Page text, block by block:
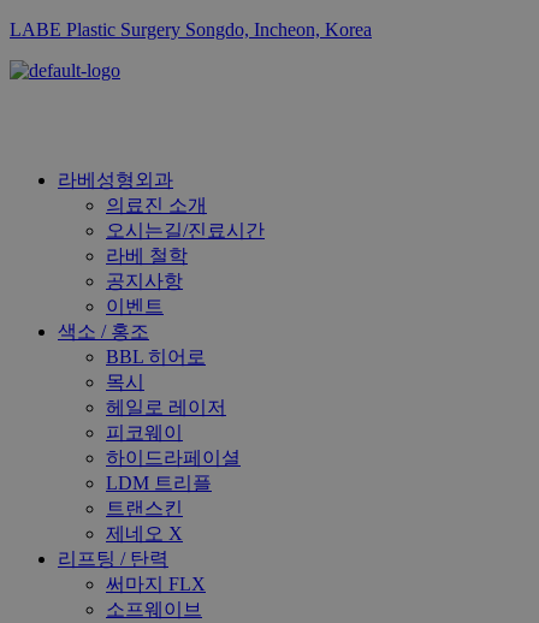
LABE Plastic Surgery Songdo, Incheon, Korea
라베성형외과
의료진 소개
오시는길/진료시간
라베 철학
공지사항
이벤트
색소 / 홍조
BBL 히어로
목시
헤일로 레이저
피코웨이
하이드라페이셜
LDM 트리플
트랜스킨
제네오 X
리프팅 / 탄력
써마지 FLX
소프웨이브